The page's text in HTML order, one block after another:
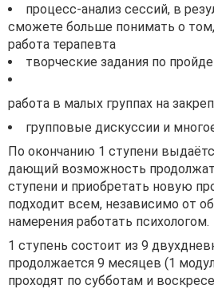
процесс-анализ сессий, в
сможете больше понимать о
работа терапевта
творческие задания по
работа в малых группах на
групповые дискуссии и
По окончанию 1 ступени
дающий возможность
ступени и приобретать новую
подходит всем, независимо от
намерения работать психологом.
1 ступень состоит из 9
продолжается 9 месяцев (1
проходят по субботам и